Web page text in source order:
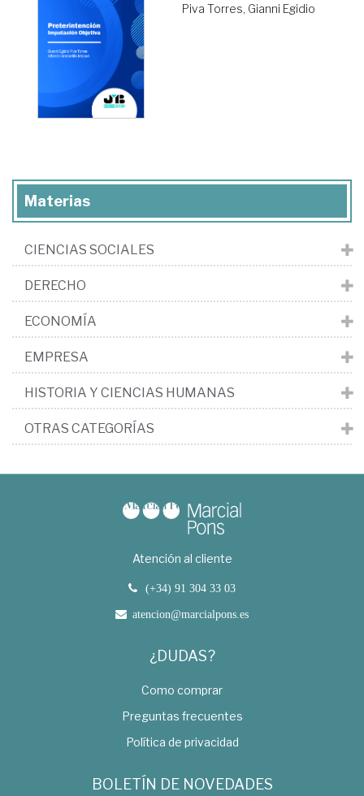
Piva Torres, Gianni Egidio
Materias
CIENCIAS SOCIALES
DERECHO
ECONOMÍA
EMPRESA
HISTORIA Y CIENCIAS HUMANAS
OTRAS CATEGORÍAS
Atención al cliente
(+34) 91 304 33 03
atencion@marcialpons.es
¿DUDAS?
Como comprar
Preguntas frecuentes
Política de privacidad
BOLETÍN DE NOVEDADES